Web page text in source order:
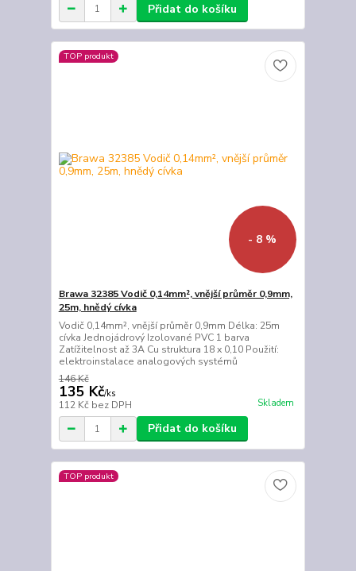
Přidat do košíku
TOP produkt
- 8 %
Brawa 32385 Vodič 0,14mm², vnější průměr 0,9mm,
25m, hnědý cívka
Vodič 0,14mm², vnější průměr 0,9mm Délka: 25m
cívka Jednojádrový Izolované PVC 1 barva
Zatížitelnost až 3A Cu struktura 18 x 0,10 Použití:
elektroinstalace analogových systémů
146 Kč
135 Kč/ks
112 Kč bez DPH Skladem
Přidat do košíku
TOP produkt